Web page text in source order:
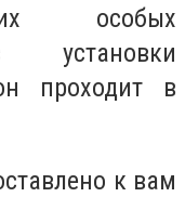
особых
установки
проходит в
к вам